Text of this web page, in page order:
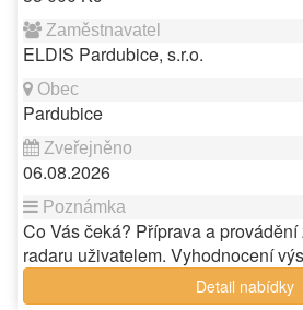
ELDIS Pardubice, s.r.o.
Pardubice
06.08.2026
Co Vás čeká? Příprava a
radaru uživatelem. Vyhodnocení
Detail nabídky